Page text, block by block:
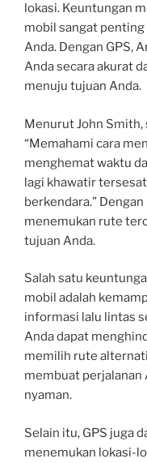
lokasi. Keuntungan
mobil sangat
Anda. Dengan GPS,
Anda secara akurat
menuju tujuan Anda.
Menurut John
“Memahami cara
menghemat waktu
lagi khawatir
berkendara.”
menemukan rute
tujuan Anda.
Salah satu
mobil adalah
informasi lalu lintas
Anda dapat
memilih rute
membuat perjalanan
nyaman.
Selain itu, GPS juga
menemukan lokasi-